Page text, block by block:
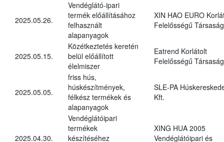
2025.05.26.
Vendéglátó-ipari
termék előállításához
felhasznált
alapanyagok
XIN HAO EURO
Felelősségű Társaság
2025.05.15.
Közétkeztetés keretén
belül előállított
élelmiszer
Eatrend Korlátolt
Felelősségű Társaság
2025.05.05.
friss hús,
húskészítmények,
félkész termékek és
alapanyagok
SLE-PA
Kft.
2025.04.30.
Vendéglátóipari
termékek
készítéséhez
XING HUA 2005
Vendéglátóipari és